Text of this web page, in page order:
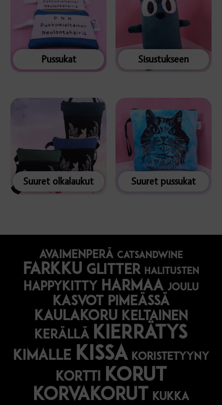
Pussukat Sisustukseen
Suuret olkalaukut Suuret pussukat
avaimenperä catsandwine
farkku glitter halitusten
happykitty harmaa joulu
Kasvot pimeässä
kaulakoru keltainen
kerällä kierrätys
kimalle kissa koristetyyny
kortti korut
korvakorut
kukka